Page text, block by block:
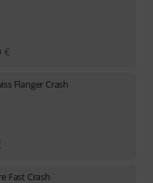
€
Flanger Crash
Fast Crash